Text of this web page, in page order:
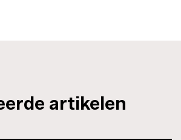
artikelen